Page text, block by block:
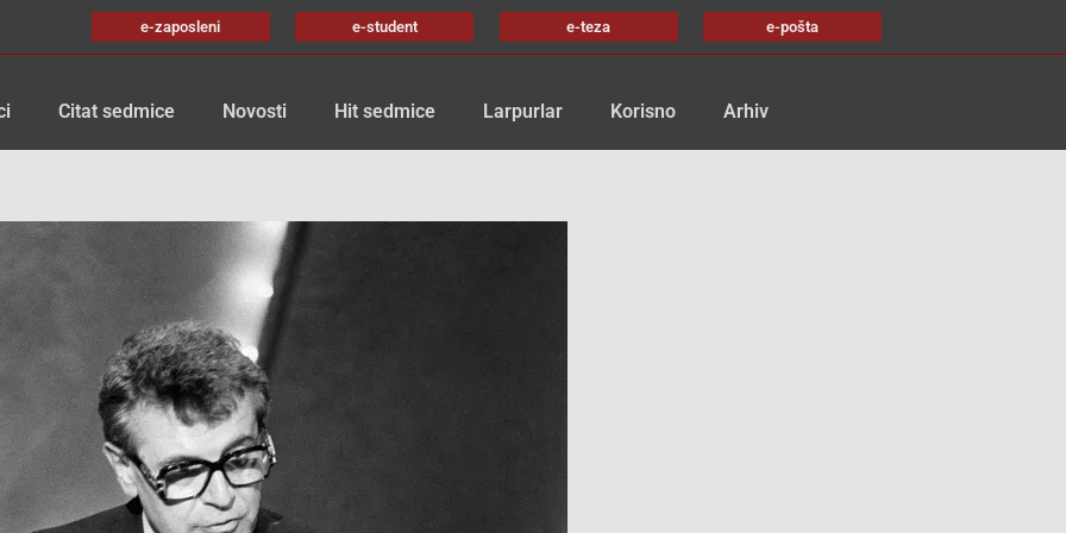
e-zaposleni e-student e-teza e-pošta
Citat sedmice Novosti Hit sedmice Larpurlar Korisno Arhiv